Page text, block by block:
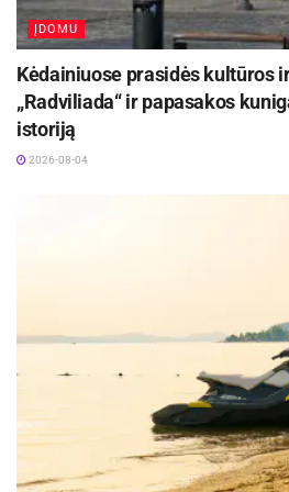
ĮDOMU
Kėdainiuose prasidės kultūros
„Radviliada“ ir papasakos
istoriją
2026-08-04